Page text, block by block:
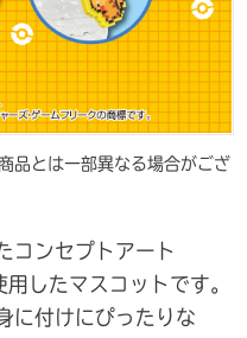
品とは一部異なる場合がござ
コンセプトアート
したマスコットです。
に付けにぴったりな